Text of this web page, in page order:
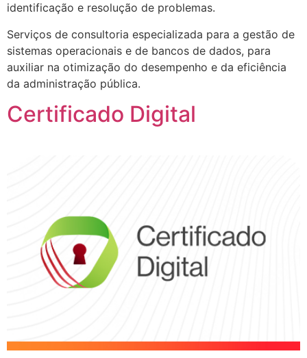
identificação e resolução de problemas.
Serviços de consultoria especializada para a gestão de
sistemas operacionais e de bancos de dados, para
auxiliar na otimização do desempenho e da eficiência
da administração pública.
Certificado Digital